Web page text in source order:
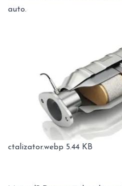
auto.
ctalizator.webp 5.44 KB